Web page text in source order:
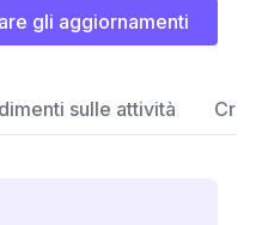
gli aggiornamenti
sulle attività